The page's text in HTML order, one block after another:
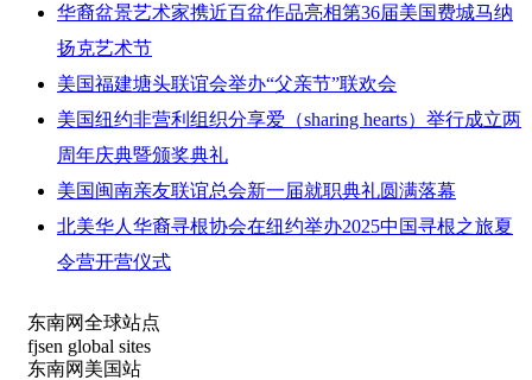
华裔盆景艺术家携近百盆作品亮相第36届美国费城马纳
扬克艺术节
美国福建塘头联谊会举办“父亲节”联欢会
美国纽约非营利组织分享爱（sharing hearts）举行成立两
周年庆典暨颁奖典礼
美国闽南亲友联谊总会新一届就职典礼圆满落幕
北美华人华裔寻根协会在纽约举办2025中国寻根之旅夏
令营开营仪式
东南网全球站点
fjsen global sites
东南网美国站